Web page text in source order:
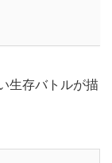
生存バトルが描